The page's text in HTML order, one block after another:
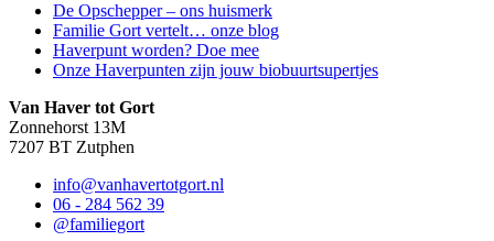
De Opschepper – ons huismerk
Familie Gort vertelt… onze blog
Haverpunt worden? Doe mee
Onze Haverpunten zijn jouw biobuurtsupertjes
Van Haver tot Gort
Zonnehorst 13M
7207 BT Zutphen
info@vanhavertotgort.nl
06 - 284 562 39
@familiegort